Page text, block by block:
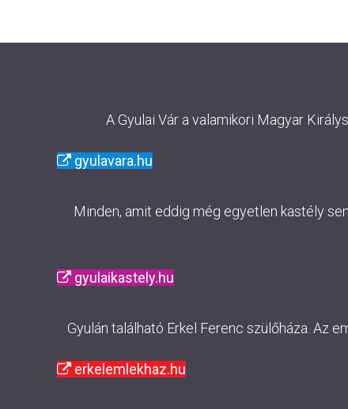
A Gyulai Vár a valamikori Magyar
gyulavara.hu
Minden, amit eddig még egyetlen kastély
gyulaikastely.hu
Gyulán található Erkel Ferenc szülőháza. Az
erkelemlekhaz.hu